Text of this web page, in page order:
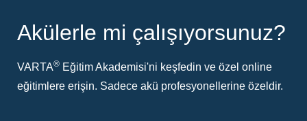
Akülerle mi çalışıyorsunuz?
VARTA® Eğitim Akademisi'ni keşfedin ve özel online
eğitimlere erişin. Sadece akü profesyonellerine özeldir.